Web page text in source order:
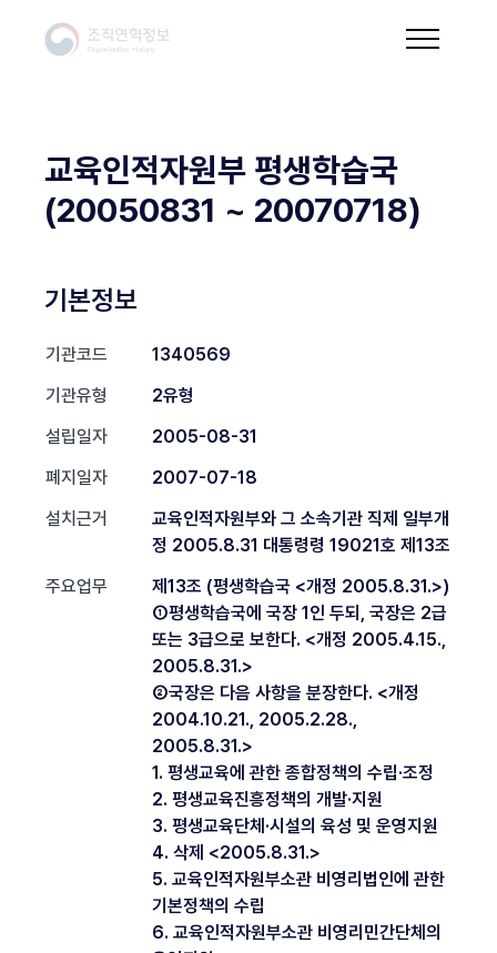
교육인적자원부 평생학습국
(20050831 ~ 20070718)
기본정보
기관코드
1340569
기관유형
2유형
설립일자
2005-08-31
폐지일자
2007-07-18
설치근거
교육인적자원부와 그 소속기관 직제 일부개
정 2005.8.31 대통령령 19021호 제13조
주요업무
제13조 (평생학습국 <개정 2005.8.31.>)
①평생학습국에 국장 1인 두되, 국장은 2급
또는 3급으로 보한다. <개정 2005.4.15.,
2005.8.31.>
②국장은 다음 사항을 분장한다. <개정
2004.10.21., 2005.2.28.,
2005.8.31.>
1. 평생교육에 관한 종합정책의 수립·조정
2. 평생교육진흥정책의 개발·지원
3. 평생교육단체·시설의 육성 및 운영지원
4. 삭제 <2005.8.31.>
5. 교육인적자원부소관 비영리법인에 관한
기본정책의 수립
6. 교육인적자원부소관 비영리민간단체의